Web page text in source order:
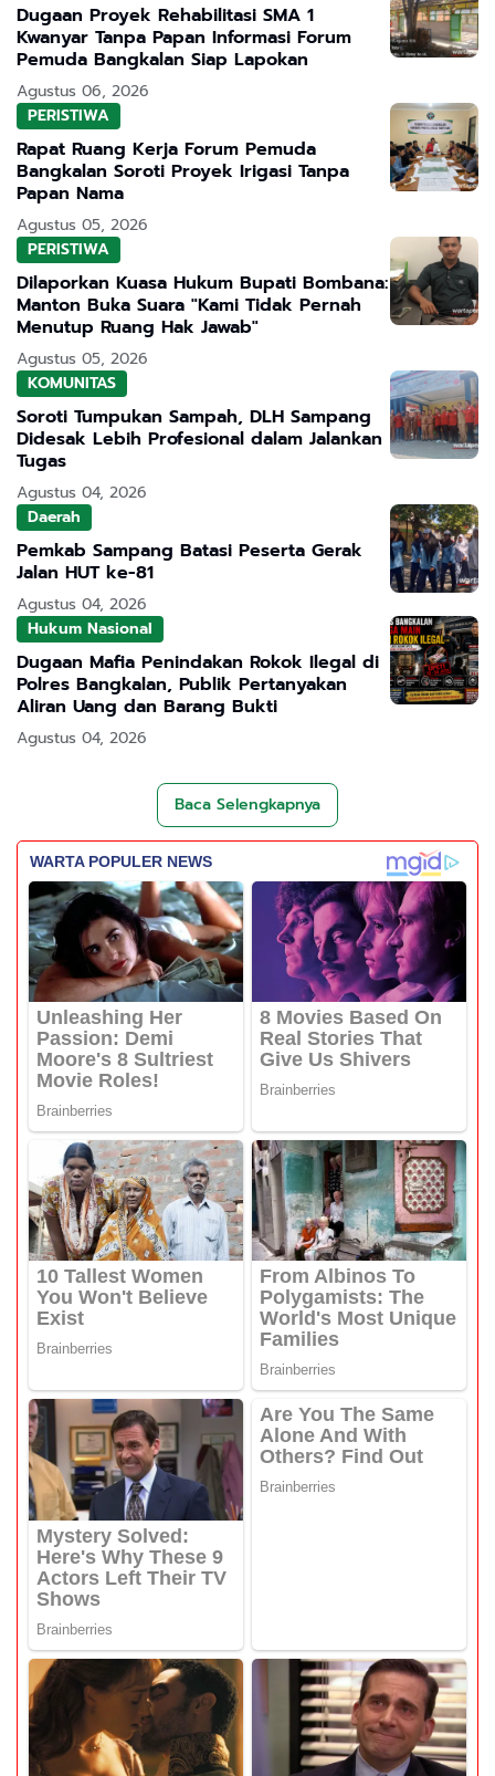
Dugaan Proyek Rehabilitasi SMA 1
Kwanyar Tanpa Papan Informasi Forum
Pemuda Bangkalan Siap Lapokan
Agustus 06, 2026
PERISTIWA
Rapat Ruang Kerja Forum Pemuda
Bangkalan Soroti Proyek Irigasi Tanpa
Papan Nama
Agustus 05, 2026
PERISTIWA
Dilaporkan Kuasa Hukum Bupati Bombana:
Manton Buka Suara "Kami Tidak Pernah
Menutup Ruang Hak Jawab"
Agustus 05, 2026
KOMUNITAS
Soroti Tumpukan Sampah, DLH Sampang
Didesak Lebih Profesional dalam Jalankan
Tugas
Agustus 04, 2026
Daerah
Pemkab Sampang Batasi Peserta Gerak
Jalan HUT ke-81
Agustus 04, 2026
Hukum Nasional
Dugaan Mafia Penindakan Rokok Ilegal di
Polres Bangkalan, Publik Pertanyakan
Aliran Uang dan Barang Bukti
Agustus 04, 2026
Baca Selengkapnya